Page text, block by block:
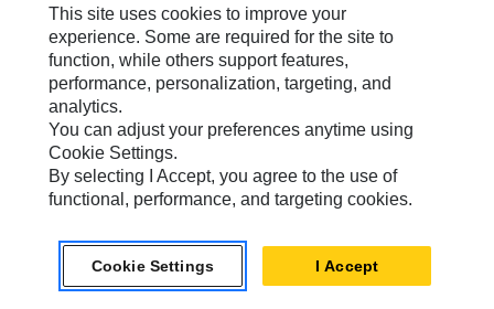
Mis Preferencias De Marketing
Site Map
Cookie Settings
Legal
Privacy
US- Español© 2026 Caterpillar. Todos los derechos reservados.
This site uses cookies to improve your
experience. Some are required for the site to
function, while others support features,
performance, personalization, targeting, and
analytics.
You can adjust your preferences anytime using
Cookie Settings.
By selecting I Accept, you agree to the use of
functional, performance, and targeting cookies.
Cookie Settings I Accept